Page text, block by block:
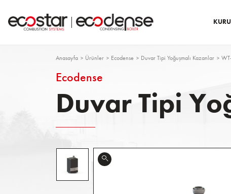
Anasayfa Ürünler Ecodense Duvar Tipi Yoğuşmalı Kazanlar
Ecodense
Duvar Tipi